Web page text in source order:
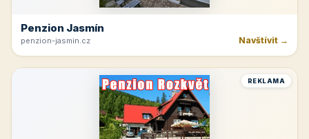
Penzion Jasmín
penzion-jasmin.cz Navštívit →
REKLAMA